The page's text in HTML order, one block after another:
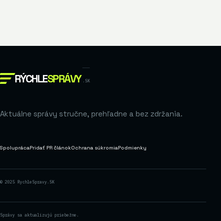
RÝCHLESPRÁVY .SK
Aktuálne správy stručne, prehľadne a bez zdržania.
SpoluprácaPridať PR článokOchrana súkromiaPodmienky
© 2025 RychleSpravy.SK
Správy sa aktualizujú priebežne.